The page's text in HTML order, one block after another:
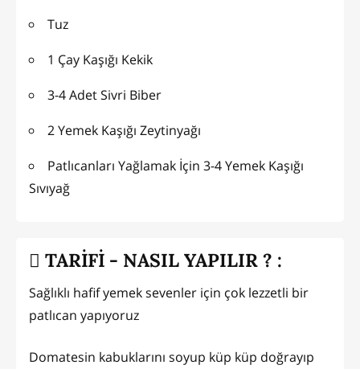
Tuz
1 Çay Kaşığı Kekik
3-4 Adet Sivri Biber
2 Yemek Kaşığı Zeytinyağı
Patlıcanları Yağlamak İçin 3-4 Yemek Kaşığı
Sıvıyağ
TARİFİ - NASIL YAPILIR ? :
Sağlıklı hafif yemek sevenler için çok lezzetli bir
patlıcan yapıyoruz
Domatesin kabuklarını soyup küp küp doğrayıp